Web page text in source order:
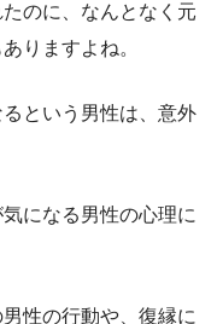
のに、なんとなく元
りますよね。
という男性は、意外
になる男性の心理に
性の行動や、復縁に